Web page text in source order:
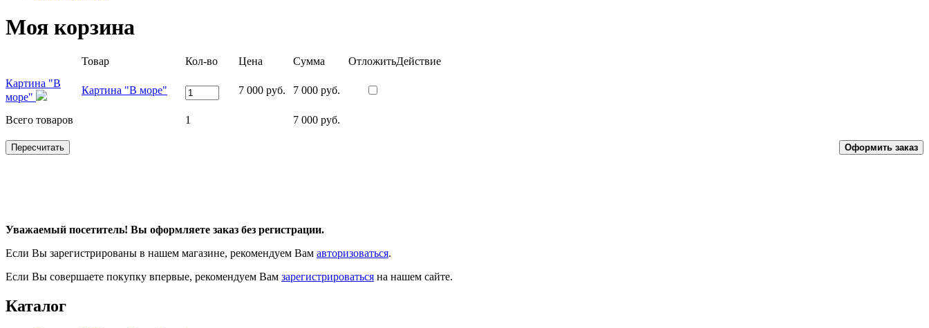
Моя корзина
Товар Кол-во Цена Сумма ОтложитьДействие
Картина "В
море"
Картина "В море" 7 000 руб. 7 000 руб.
Всего товаров 1 7 000 руб.
Уважаемый посетитель! Вы оформляете заказ без регистрации.
Если Вы зарегистрированы в нашем магазине, рекомендуем Вам авторизоваться.
Если Вы совершаете покупку впервые, рекомендуем Вам зарегистрироваться на нашем сайте.
Каталог